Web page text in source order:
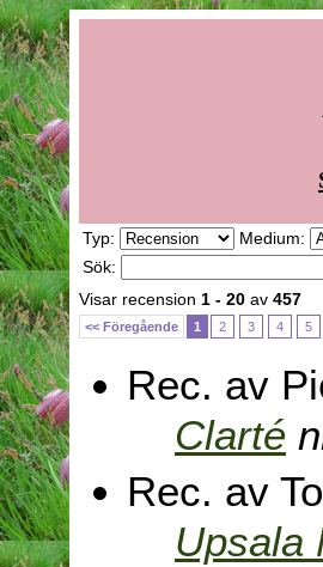
Typ:
Medium:
Sök:
Visar recension 1 - 20 av 457
<< Föregående 1 2 3 4 5
Rec. av
Clarté
Rec. av
Upsala